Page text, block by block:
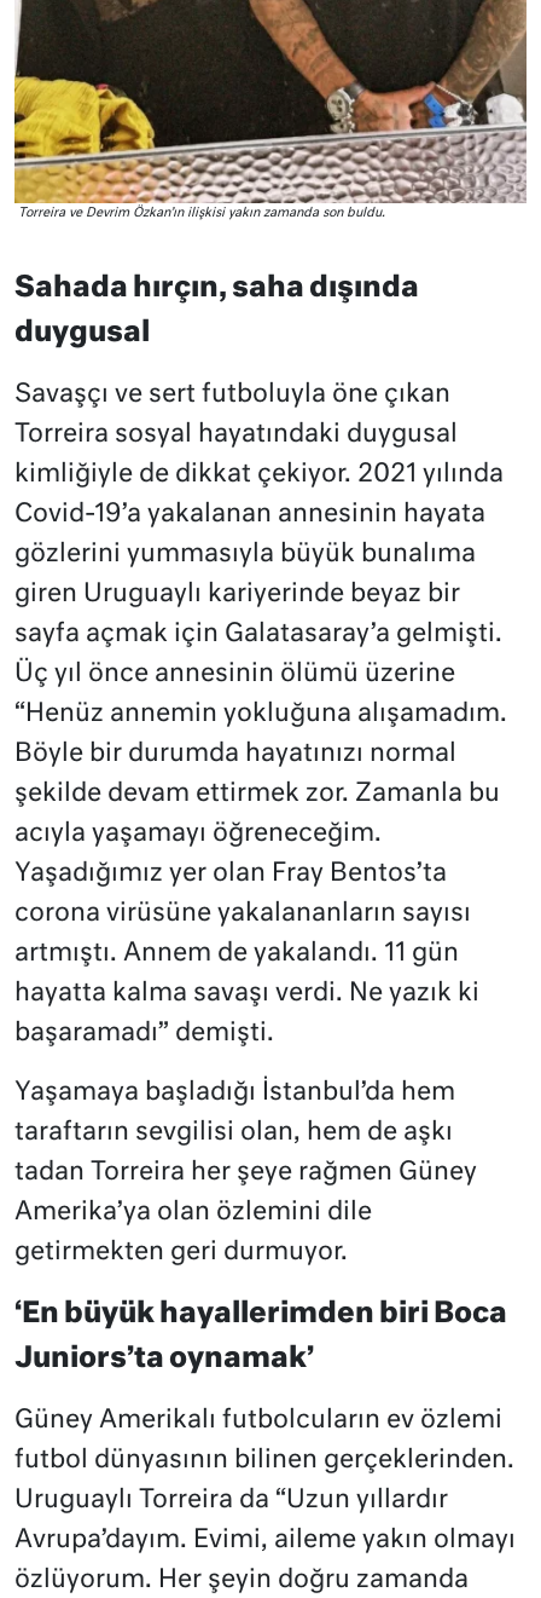
Torreira ve Devrim Özkan’ın ilişkisi yakın zamanda son buldu.
Sahada hırçın, saha dışında
duygusal
Savaşçı ve sert futboluyla öne çıkan
Torreira sosyal hayatındaki duygusal
kimliğiyle de dikkat çekiyor. 2021 yılında
Covid-19’a yakalanan annesinin hayata
gözlerini yummasıyla büyük bunalıma
giren Uruguaylı kariyerinde beyaz bir
sayfa açmak için Galatasaray’a gelmişti.
Üç yıl önce annesinin ölümü üzerine
“Henüz annemin yokluğuna alışamadım.
Böyle bir durumda hayatınızı normal
şekilde devam ettirmek zor. Zamanla bu
acıyla yaşamayı öğreneceğim.
Yaşadığımız yer olan Fray Bentos’ta
corona virüsüne yakalananların sayısı
artmıştı. Annem de yakalandı. 11 gün
hayatta kalma savaşı verdi. Ne yazık ki
başaramadı” demişti.
Yaşamaya başladığı İstanbul’da hem
taraftarın sevgilisi olan, hem de aşkı
tadan Torreira her şeye rağmen Güney
Amerika’ya olan özlemini dile
getirmekten geri durmuyor.
‘En büyük hayallerimden biri Boca
Juniors’ta oynamak’
Güney Amerikalı futbolcuların ev özlemi
futbol dünyasının bilinen gerçeklerinden.
Uruguaylı Torreira da “Uzun yıllardır
Avrupa’dayım. Evimi, aileme yakın olmayı
özlüyorum. Her şeyin doğru zamanda